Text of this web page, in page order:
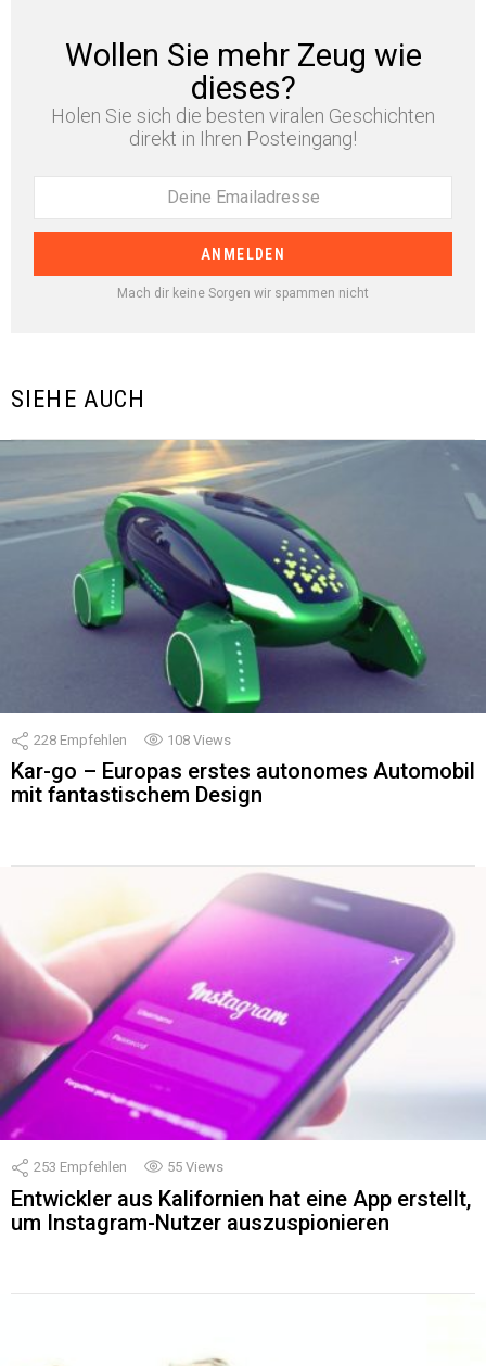
Wollen Sie mehr Zeug wie
dieses?
Holen Sie sich die besten viralen Geschichten
direkt in Ihren Posteingang!
Mach dir keine Sorgen wir spammen nicht
SIEHE AUCH
228 Empfehlen 108 Views
Kar-go – Europas erstes autonomes Automobil
mit fantastischem Design
253 Empfehlen 55 Views
Entwickler aus Kalifornien hat eine App erstellt,
um Instagram-Nutzer auszuspionieren